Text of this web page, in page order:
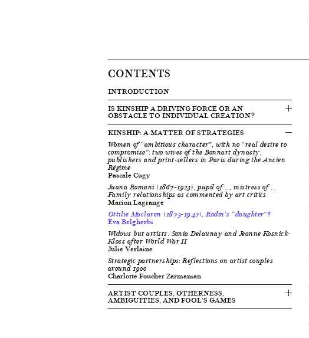
CONTENTS
INTRODUCTION
IS KINSHIP A DRIVING FORCE OR AN
OBSTACLE TO INDIVIDUAL CREATION?
KINSHIP: A MATTER OF STRATEGIES
Women of “ambitious character”, with no “real desire to
compromise”: two wives of the Bonnart dynasty,
publishers and print-sellers in Paris during the Ancien
Régime
Pascale Cugy
Juana Romani (1867–1923), pupil of …, mistress of …
Family relationships as commented by art critics
Marion Lagrange
Ottilie Maclaren (1875–1947), Rodin’s “daughter”?
Eva Belgherbi
Widows but artists. Sonia Delaunay and Jeanne Kosnick-
Kloss after World War II
Julie Verlaine
Strategic partnerships: Reflections on artist couples
around 1900
Charlotte Foucher Zarmanian
ARTIST COUPLES, OTHERNESS,
AMBIGUITIES, AND FOOL’S GAMES